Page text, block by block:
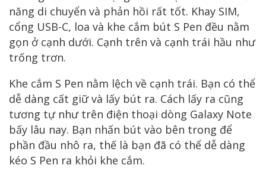
năng di chuyển và phản hồi rất tốt. Khay SIM,
cổng USB-C, loa và khe cắm bút S Pen đều nằm
gọn ở cạnh dưới. Cạnh trên và cạnh trái hầu như
trống trơn.
Khe cắm S Pen nằm lệch về cạnh trái. Bạn có thể
dễ dàng cất giữ và lấy bút ra. Cách lấy ra cũng
tương tự như trên điện thoại dòng Galaxy Note
bấy lâu nay. Bạn nhấn bút vào bên trong để
phần đầu nhô ra, thế là bạn đã có thể dễ dàng
kéo S Pen ra khỏi khe cắm.